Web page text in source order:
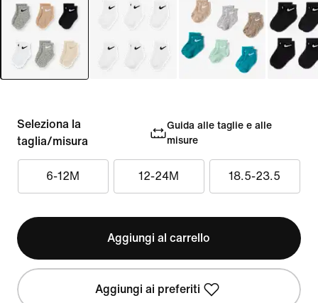
Seleziona la
taglia/misura
Guida alle taglie e alle
misure
6-12M 12-24M 18.5-23.5
Aggiungi al carrello
Aggiungi ai preferiti